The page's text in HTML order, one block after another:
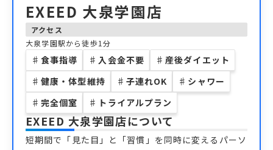
EXEED 大泉学園店
アクセス
大泉学園駅から徒歩1分
♯ 食事指導 ♯ 入会金不要 ♯ 産後ダイエット
♯ 健康・体型維持 ♯ 子連れOK ♯ シャワー
♯ 完全個室 ♯ トライアルプラン
EXEED 大泉学園店について
短期間で「見た目」と「習慣」を同時に変えるパーソ